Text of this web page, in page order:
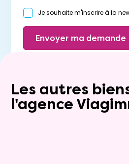
Je souhaite m'inscrire à la
Envoyer ma demande
Les autres
l'agence